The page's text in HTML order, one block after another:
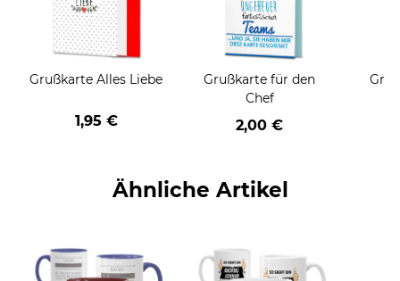
Grußkarte Alles Liebe
1,95 €
Grußkarte für den
Chef
2,00 €
Ähnliche Artikel